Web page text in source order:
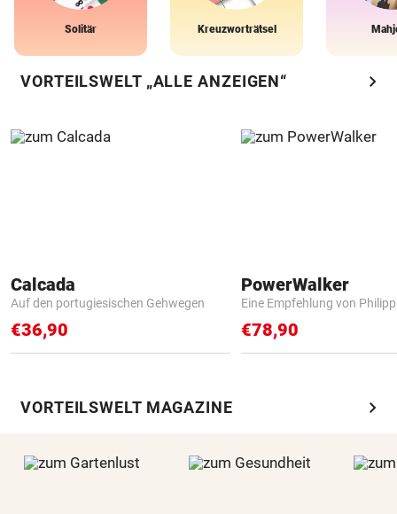
Solitär Kreuzworträtsel
VORTEILSWELT „ALLE ANZEIGEN“ chevron_right
Calcada
Auf den portugiesischen Gehwegen
€36,90
PowerWalker
Eine Empfehlung von
€78,90
VORTEILSWELT MAGAZINE chevron_right